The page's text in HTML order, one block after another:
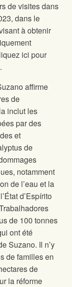
de visites dans
dans le
à obtenir
ici pour
affirme
de
inclut les
par des
et
de
notamment
de l’eau et la
d’Espírito
de 100 tonnes
ont été
Suzano. Il n’y
de familles en
de
la réforme